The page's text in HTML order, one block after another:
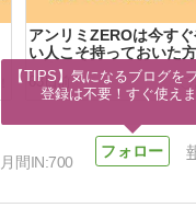
アンリミZEROは今す
い人こそ持っておいた
理由
63日前
月間IN:700
【TIPS】気になるブログを
登録は不要！すぐ使えま